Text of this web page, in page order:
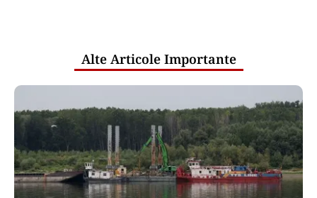
Alte Articole Importante